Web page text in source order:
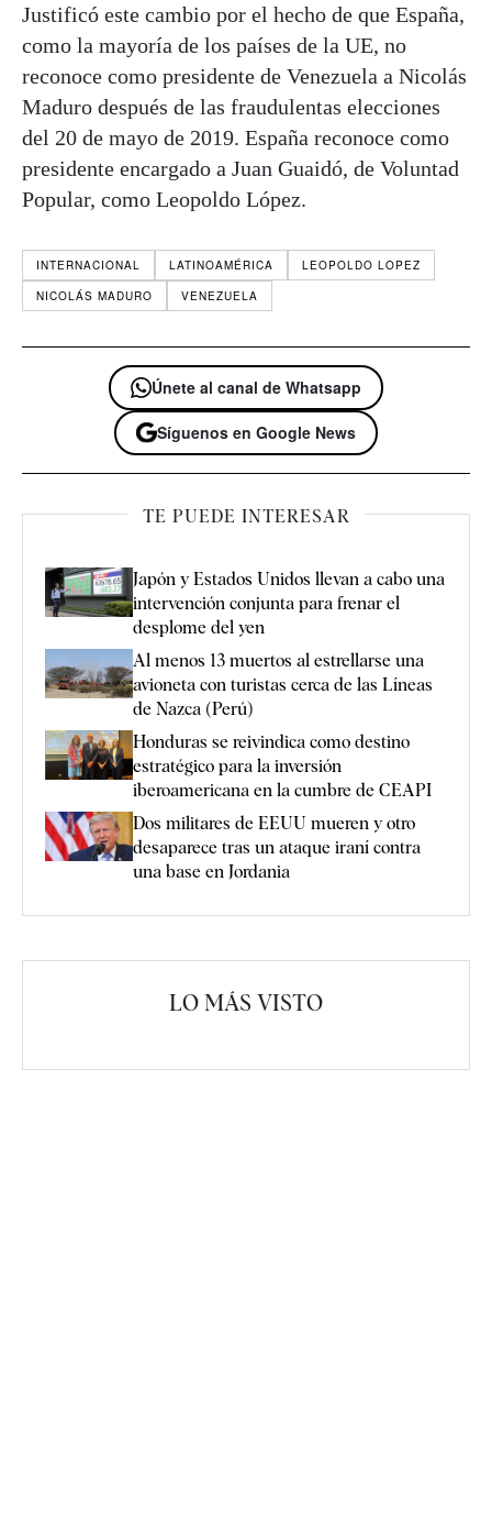
Justificó este cambio por el hecho de que España,
como la mayoría de los países de la UE, no
reconoce como presidente de Venezuela a Nicolás
Maduro después de las fraudulentas elecciones
del 20 de mayo de 2019. España reconoce como
presidente encargado a Juan Guaidó, de Voluntad
Popular, como Leopoldo López.
INTERNACIONAL LATINOAMÉRICA
LEOPOLDO LOPEZ
NICOLÁS MADURO
VENEZUELA
Únete al canal de Whatsapp
Síguenos en Google News
TE PUEDE INTERESAR
Japón y Estados Unidos llevan a cabo una
intervención conjunta para frenar el
desplome del yen
Al menos 13 muertos al estrellarse una
avioneta con turistas cerca de las Líneas
de Nazca (Perú)
Honduras se reivindica como destino
estratégico para la inversión
iberoamericana en la cumbre de CEAPI
Dos militares de EEUU mueren y otro
desaparece tras un ataque iraní contra
una base en Jordania
LO MÁS VISTO